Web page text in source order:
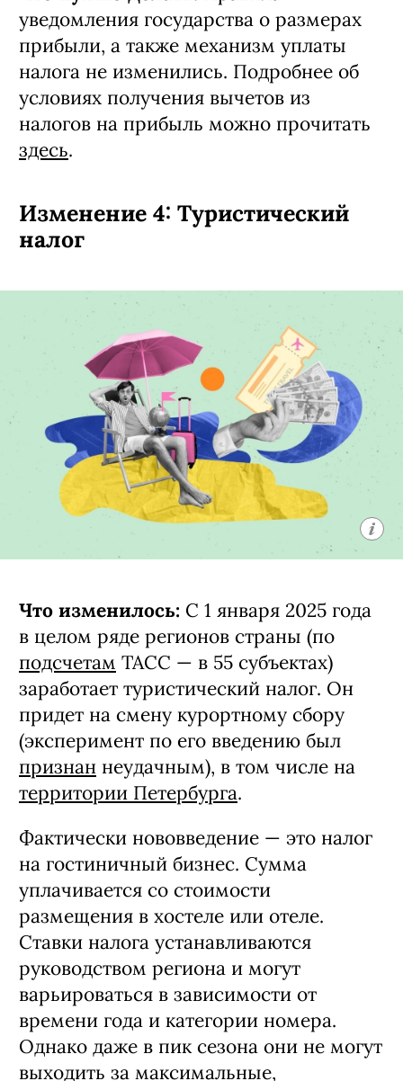
Что нужно делать:Правила
уведомления государства о размерах
прибыли, а также механизм уплаты
налога не изменились. Подробнее об
условиях получения вычетов из
налогов на прибыль можно прочитать
Изменение 4: Туристический
Что изменилось:С 1 января 2025 года
в целом ряде регионов страны (по
подсчетам ТАСС — в 55 субъектах)
заработает туристический налог. Он
придет на смену курортному сбору
(эксперимент по его введению был
признаннеудачным), в том числе на
территории Петербурга.
Фактически нововведение — это налог
на гостиничный бизнес. Сумма
уплачивается со стоимости
размещения в хостеле или отеле.
Ставки налога устанавливаются
руководством региона и могут
варьироваться в зависимости от
времени года и категории номера.